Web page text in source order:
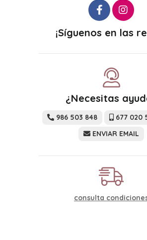
¡Síguenos en las
¿Necesitas
986 503 848
677 020
ENVIAR EMAIL
consulta